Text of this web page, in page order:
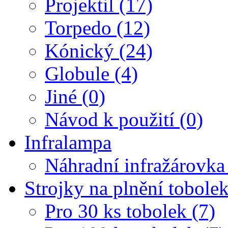
Projektil (17)
Torpedo (12)
Kónický (24)
Globule (4)
Jiné (0)
Návod k použití (0)
Infralampa
Náhradní
Strojky na plnění
Pro 30 ks tobolek (7)